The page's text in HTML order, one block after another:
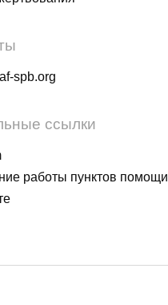
spb.org
ссылки
работы пунктов помощи